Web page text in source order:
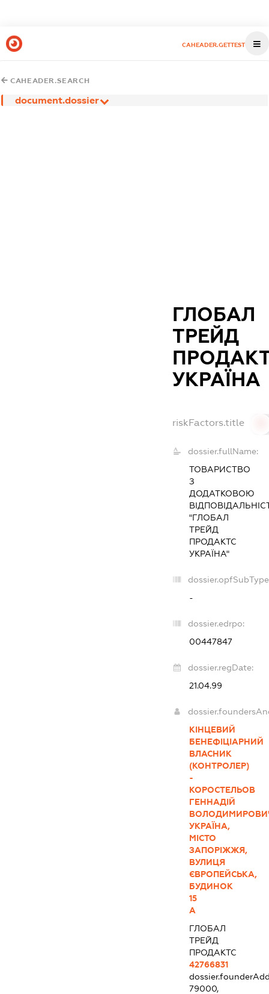
CAHEADER.GETTEST
CAHEADER.SEARCH
document.dossier
ГЛОБАЛ
ТРЕЙД
УКРАЇНА
riskFactors.title
dossier.fullName:
ТОВАРИСТВО
З
ДОДАТКОВОЮ
"ГЛОБАЛ
ТРЕЙД
ПРОДАКТС
УКРАЇНА"
-
dossier.edrpo:
00447847
dossier.regDate:
21.04.99
КІНЦЕВИЙ
БЕНЕФІЦІАРНИЙ
ВЛАСНИК
(КОНТРОЛЕР)
-
КОРОСТЕЛЬОВ
ГЕННАДІЙ
УКРАЇНА,
МІСТО
ЗАПОРІЖЖЯ,
ВУЛИЦЯ
ЄВРОПЕЙСЬКА,
БУДИНОК
15
А
ГЛОБАЛ
ТРЕЙД
ПРОДАКТС
42766831
79000,